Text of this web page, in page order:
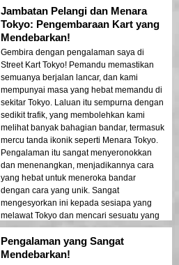
Jambatan Pelangi dan Menara
Tokyo: Pengembaraan Kart yang
Mendebarkan!
Gembira dengan pengalaman saya di
Street Kart Tokyo! Pemandu memastikan
semuanya berjalan lancar, dan kami
mempunyai masa yang hebat memandu di
sekitar Tokyo. Laluan itu sempurna dengan
sedikit trafik, yang membolehkan kami
melihat banyak bahagian bandar, termasuk
mercu tanda ikonik seperti Menara Tokyo.
Pengalaman itu sangat menyeronokkan
dan menenangkan, menjadikannya cara
yang hebat untuk meneroka bandar
dengan cara yang unik. Sangat
mengesyorkan ini kepada sesiapa yang
melawat Tokyo dan mencari sesuatu yang
berbeza!
Pengalaman yang Sangat
Mendebarkan!